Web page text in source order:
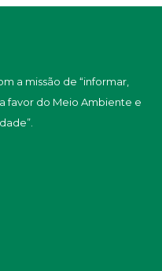
a missão de “informar,
favor do Meio Ambiente e